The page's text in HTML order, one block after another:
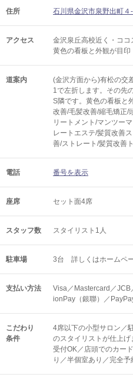
住所 石川県金沢市泉野出町
アクセス
金沢泉丘高校近く・コ
黄色の看板と外観が目印
道案内
(金沢方面から)有松の交
1で左折します。その先
S隣です。黄色の
改善/毛髪改善/縮毛矯正/
リートメント/マンツー
レートエステ/髪質改善
善/ストレート/髪質改善
電話 番号を表示
座席 セット面4席
スタッフ数 スタイリスト1人
駐車場 3台 詳しくはホームペ
支払い方法
Visa／Mastercard／
ionPay（銀聯）／
こだわり
条件
4席以下の小型サロン／
のスタイリストが仕上
受付OK／店頭でのカー
り／半個室あり／完全予